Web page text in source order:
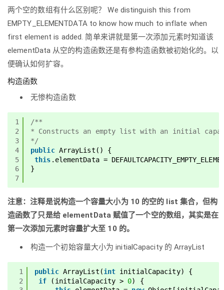
两个空的数组有什么区别呢？ We distinguish this from
EMPTY_ELEMENTDATA to know how much to inflate when
first element is added. 简单来讲就是第一次添加元素时知道该
elementData 从空的构造函数还是有参构造函数被初始化的。以
便确认如何扩容。
构造函数
无惨构造函数
1
2
3
4
5
6
7
/**
* Constructs an empty list with an initial
*/
public ArrayList() {
this .elementData =
}
注意：注释是说构造一个容量大小为 10 的空的 list 集合，但构
造函数了只是给 elementData 赋值了一个空的数组，其实是在
第一次添加元素时容量扩大至 10 的。
构造一个初始容量大小为 initialCapacity 的 ArrayList
1
2
public ArrayList(int initialCapacity) {
if
(initialCapacity > 0) {